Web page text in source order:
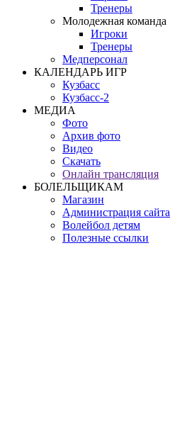
Тренеры
Молодежная команда
Игроки
Тренеры
Медперсонал
КАЛЕНДАРЬ ИГР
Кузбасс
Кузбасс-2
МЕДИА
Фото
Архив фото
Видео
Скачать
Онлайн трансляция
БОЛЕЛЬЩИКАМ
Магазин
Администрация сайта
Волейбол детям
Полезные ссылки